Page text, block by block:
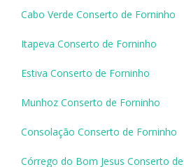
Cabo Verde Conserto de Forninho
Itapeva Conserto de Forninho
Estiva Conserto de Forninho
Munhoz Conserto de Forninho
Consolação Conserto de Forninho
Córrego do Bom Jesus Conserto